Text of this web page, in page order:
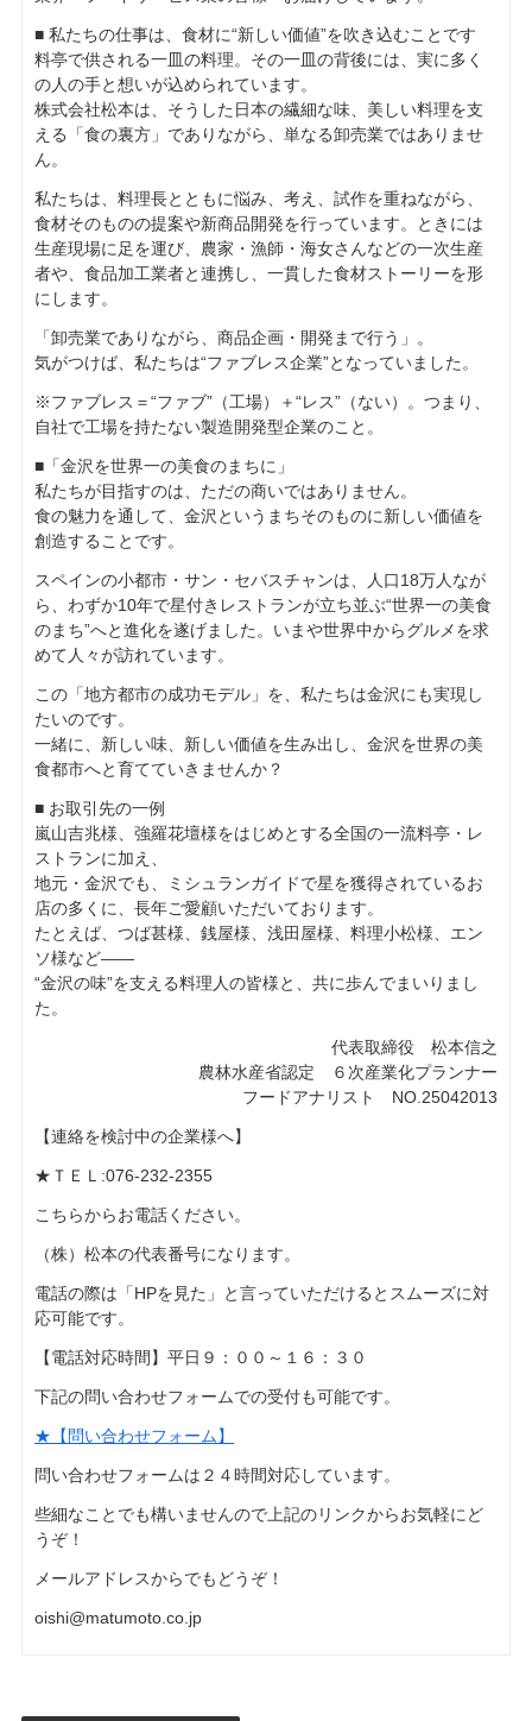
■ 私たちの仕事は、食材に“新しい価値”を吹き込むことです
料亭で供される一皿の料理。その一皿の背後には、実に多く
の人の手と想いが込められています。
株式会社松本は、そうした日本の繊細な味、美しい料理を支
える「食の裏方」でありながら、単なる卸売業ではありませ
ん。
私たちは、料理長とともに悩み、考え、試作を重ねながら、
食材そのものの提案や新商品開発を行っています。ときには
生産現場に足を運び、農家・漁師・海女さんなどの一次生産
者や、食品加工業者と連携し、一貫した食材ストーリーを形
にします。
「卸売業でありながら、商品企画・開発まで行う」。
気がつけば、私たちは“ファブレス企業”となっていました。
※ファブレス＝“ファブ”（工場）＋“レス”（ない）。つまり、
自社で工場を持たない製造開発型企業のこと。
■「金沢を世界一の美食のまちに」
私たちが目指すのは、ただの商いではありません。
食の魅力を通して、金沢というまちそのものに新しい価値を
創造することです。
スペインの小都市・サン・セバスチャンは、人口18万人なが
ら、わずか10年で星付きレストランが立ち並ぶ“世界一の美食
のまち”へと進化を遂げました。いまや世界中からグルメを求
めて人々が訪れています。
この「地方都市の成功モデル」を、私たちは金沢にも実現し
たいのです。
一緒に、新しい味、新しい価値を生み出し、金沢を世界の美
食都市へと育てていきませんか？
■ お取引先の一例
嵐山吉兆様、強羅花壇様をはじめとする全国の一流料亭・レ
ストランに加え、
地元・金沢でも、ミシュランガイドで星を獲得されているお
店の多くに、長年ご愛顧いただいております。
たとえば、つば甚様、銭屋様、浅田屋様、料理小松様、エン
ソ様など――
“金沢の味”を支える料理人の皆様と、共に歩んでまいりまし
た。
代表取締役 松本信之
農林水産省認定 ６次産業化プランナー
フードアナリスト NO.25042013
【連絡を検討中の企業様へ】
★ＴＥＬ:076-232-2355
こちらからお電話ください。
（株）松本の代表番号になります。
電話の際は「HPを見た」と言っていただけるとスムーズに対
応可能です。
【電話対応時間】平日９：００～１６：３０
下記の問い合わせフォームでの受付も可能です。
★【問い合わせフォーム】
問い合わせフォームは２４時間対応しています。
些細なことでも構いませんので上記のリンクからお気軽にど
うぞ！
メールアドレスからでもどうぞ！
oishi@matumoto.co.jp